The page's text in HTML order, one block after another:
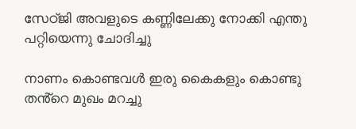
സേഠ്ജി അവളുടെ കണ്ണിലേക്കു നോക്കി എന്തു
പറ്റിയെന്നു ചോദിച്ചു
നാണം കൊണ്ടവൾ ഇരു കൈകളും കൊണ്ടു
തൻ്റെ മുഖം മറച്ചു